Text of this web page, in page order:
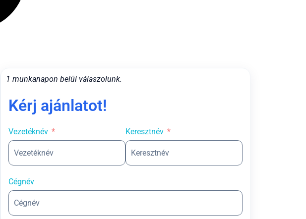
1 munkanapon belül válaszolunk.
Kérj ajánlatot!
Vezetéknév Keresztnév
Cégnév